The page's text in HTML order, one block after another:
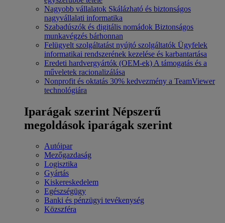
Nagyobb vállalatok Skálázható és biztonságos
nagyvállalati informatika
Szabadúszók és digitális nomádok Biztonságos
munkavégzés bárhonnan
Felügyelt szolgáltatást nyújtó szolgáltatók Ügyfelek
informatikai rendszerének kezelése és karbantartása
Eredeti hardvergyártók (OEM-ek) A támogatás és a
műveletek racionalizálása
Nonprofit és oktatás 30% kedvezmény a TeamViewer
technológiára
Iparágak szerint Népszerű
megoldások iparágak szerint
Autóipar
Mezőgazdaság
Logisztika
Gyártás
Kiskereskedelem
Egészségügy
Banki és pénzügyi tevékenység
Közszféra